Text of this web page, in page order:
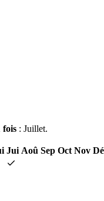
fois : Juillet.
Jui Aoû Sep Oct Nov